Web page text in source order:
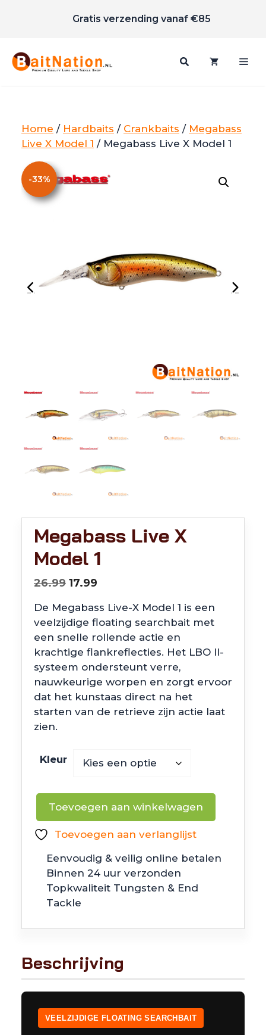
inhoud
Gratis verzending vanaf €85
Home / Hardbaits / Crankbaits / Megabass
Live X Model 1 / Megabass Live X Model 1
-33%
Megabass Live X
Model 1
26.99 Oorspronkelijke
was:
€26.99.
17.99
is:
€17.99.
De Megabass Live-X Model 1 is een
veelzijdige floating searchbait met
een snelle rollende actie en
krachtige flankreflecties. Het LBO II-
systeem ondersteunt verre,
nauwkeurige worpen en zorgt ervoor
dat het kunstaas direct na het
starten van de retrieve zijn actie laat
zien.
Kleur
X
aantal
Toevoegen aan winkelwagen
Toevoegen aan verlanglijst
Eenvoudig & veilig online betalen
Binnen 24 uur verzonden
Topkwaliteit Tungsten & End
Tackle
Beschrijving
VEELZIJDIGE FLOATING SEARCHBAIT